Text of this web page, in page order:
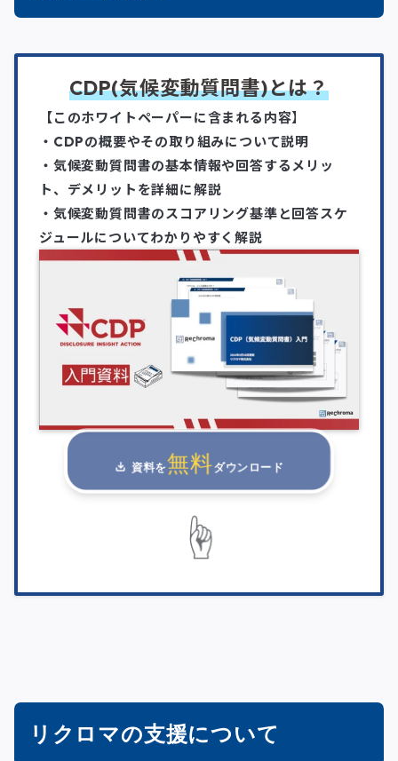
CDP(気候変動質問書)とは？
【このホワイトペーパーに含まれる内容】
・CDPの概要やその取り組みについて説明
・気候変動質問書の基本情報や回答するメリッ
ト、デメリットを詳細に解説
・気候変動質問書のスコアリング基準と回答スケ
ジュールについてわかりやすく解説
資料を無料ダウンロード
☝
リクロマの支援について